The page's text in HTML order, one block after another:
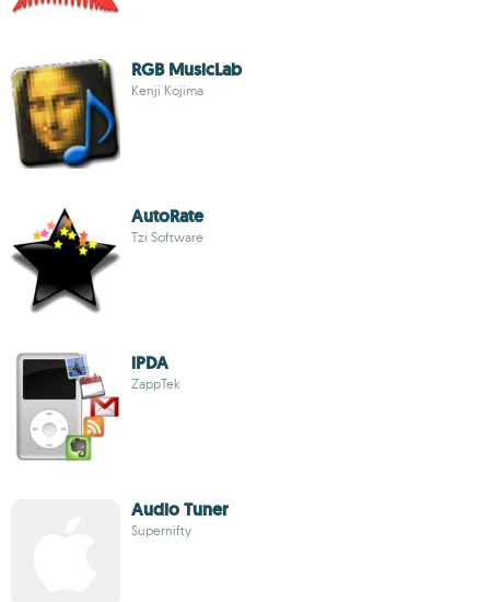
RGB MusicLab
Kenji Kojima
AutoRate
Tzi Software
iPDA
ZappTek
Audio Tuner
Supernifty